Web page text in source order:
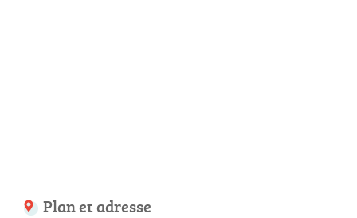
Plan et adresse